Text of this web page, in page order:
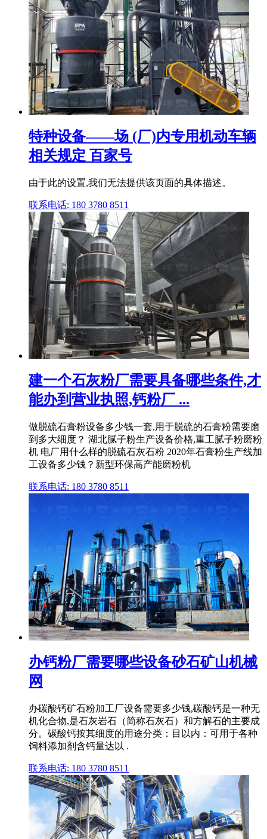
特种设备——场 (厂)内专用机动车辆
相关规定 百家号
由于此的设置,我们无法提供该页面的具体描述。
联系电话: 180 3780 8511
建一个石灰粉厂需要具备哪些条件,才
能办到营业执照,钙粉厂 ...
做脱硫石膏粉设备多少钱一套,用于脱硫的石膏粉需要磨
到多大细度？ 湖北腻子粉生产设备价格,重工腻子粉磨粉
机 电厂用什么样的脱硫石灰石粉 2020年石膏粉生产线加
工设备多少钱？新型环保高产能磨粉机
联系电话: 180 3780 8511
办钙粉厂需要哪些设备砂石矿山机械
网
办碳酸钙矿石粉加工厂设备需要多少钱,碳酸钙是一种无
机化合物,是石灰岩石（简称石灰石）和方解石的主要成
分。碳酸钙按其细度的用途分类：目以内：可用于各种
饲料添加剂含钙量达以 .
联系电话: 180 3780 8511